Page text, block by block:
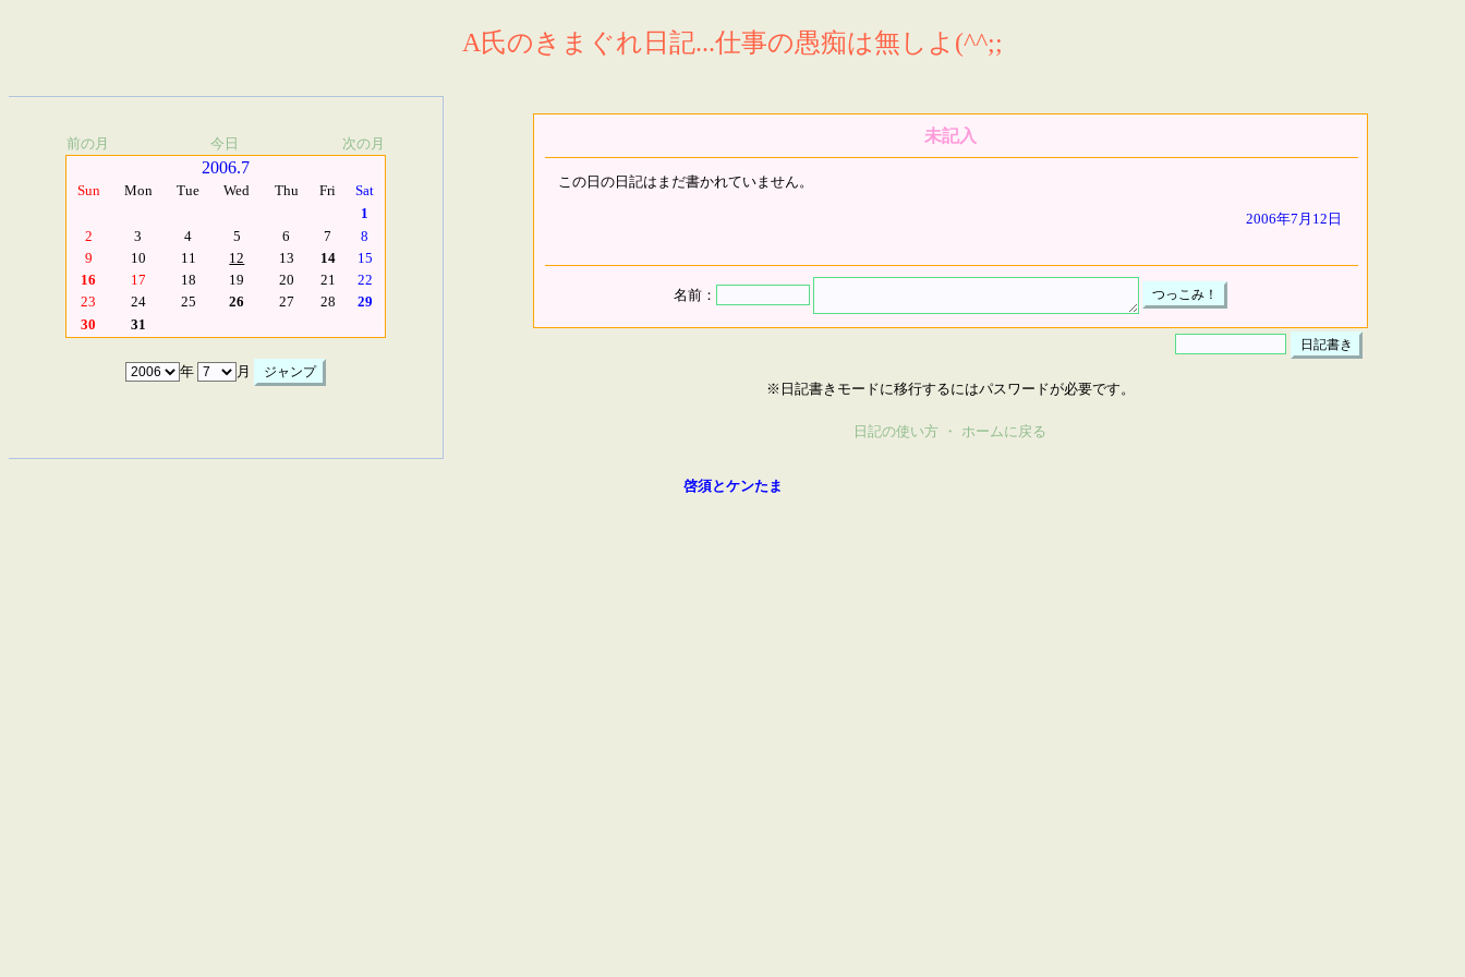
A氏のきまぐれ日記...仕事の愚痴は無しよ(^^;;
前の月 今日 次の月
2006.7
Sun Mon Tue Wed Thu Fri
Sat
1
2
3 4 5 6 7
8
9
10 11 12 13 14
15
16
17 18 19 20 21
22
23
24 25 26 27 28
29
30
31
年 月
未記入
この日の日記はまだ書かれていません。
2006年7月12日
名前：
※日記書きモードに移行するにはパスワードが必要です。
日記の使い方 ・ ホームに戻る
啓須とケンたま